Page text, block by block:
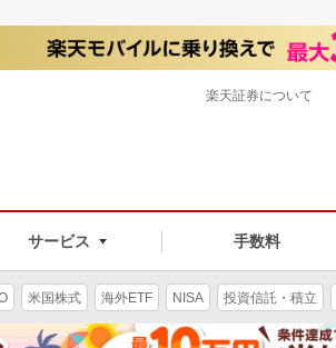
サービス 手数料
楽天証券について
米国株式 海外ETF NISA 投資信託・積立